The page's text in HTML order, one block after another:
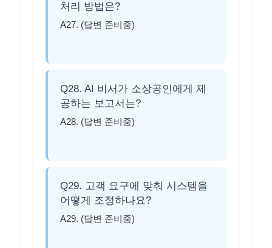
처리 방법은?
A27. (답변 준비중)
Q28. AI 비서가 소상공인에게 제
공하는 보고서는?
A28. (답변 준비중)
Q29. 고객 요구에 맞춰 시스템을
어떻게 조정하나요?
A29. (답변 준비중)